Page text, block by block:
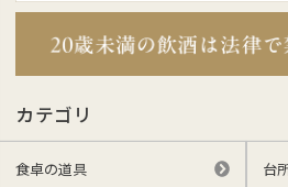
カテゴリ
食卓の道具 台